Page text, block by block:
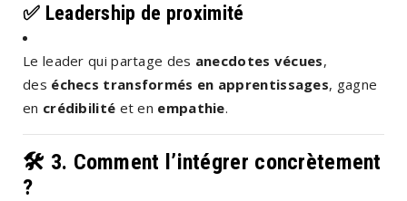
✅ Leadership de proximité
Le leader qui partage des anecdotes vécues,
des échecs transformés en apprentissages, gagne
en crédibilité et en empathie.
🛠️ 3. Comment l’intégrer concrètement
?